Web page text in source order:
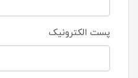
پست الکترونیک